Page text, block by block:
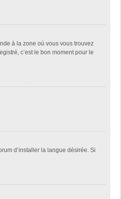
à la zone où vous vous trouvez
c’est le bon moment pour le
d’installer la langue désirée. Si